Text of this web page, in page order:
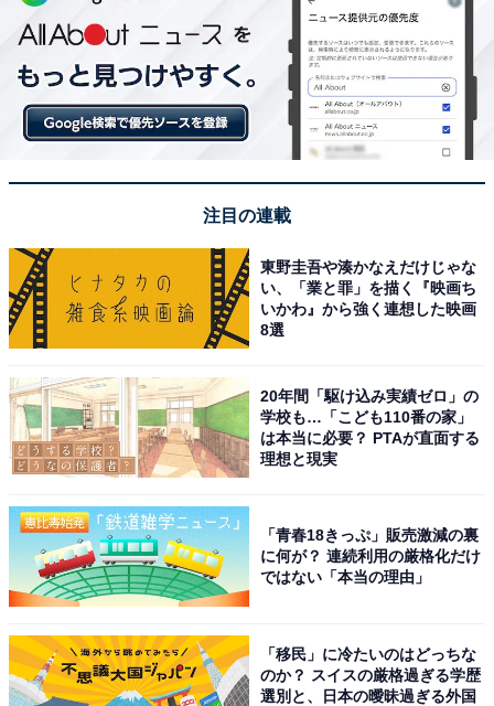
注目の連載
東野圭吾や湊かなえだけじゃな
い、「業と罪」を描く『映画ち
いかわ』から強く連想した映画
8選
20年間「駆け込み実績ゼロ」の
学校も…「こども110番の家」
は本当に必要？ PTAが直面する
理想と現実
「青春18きっぷ」販売激減の裏
に何が？ 連続利用の厳格化だけ
ではない「本当の理由」
「移民」に冷たいのはどっちな
のか？ スイスの厳格過ぎる学歴
選別と、日本の曖昧過ぎる外国